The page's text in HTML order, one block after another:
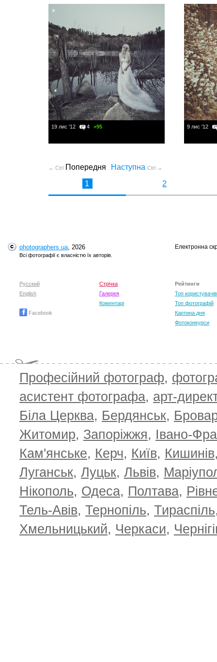
19 лис '12 4 +95 9 лис '12
← Ctrl Попередня Наступна Ctrl →
1 2
photographers.ua, 2026
Всі фотографії є власністю їх авторів.
Електронна
Русский
English
Facebook
Стрічка
Галерея
Коментарі
Рейтинги
Топ користувачів
Топ фотографій
Картина дня
Фотоконкурси
Професійний фотограф,
асистент фотографа, арт-
Біла Церква, Бердянськ,
Житомир, Запоріжжя, Івано-
Кам'янське, Керч, Київ, Кишинів
Луганськ, Луцьк, Львів,
Нікополь, Одеса, Полтава,
Тель-Авів, Тернопіль, Тираспіль
Хмельницький, Черкаси,